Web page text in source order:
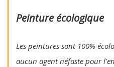
Peinture écologique
Les peintures sont 100%
aucun agent néfaste pour